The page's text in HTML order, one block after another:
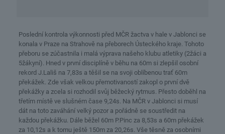
Poslední kontrola výkonnosti před MČR žactva v hale v Jablonci se
konala v Praze na Strahově na přeborech Ústeckého kraje. Tohoto
přeboru se zúčastnila i malá výprava našeho klubu atletiky (2žáci a
5žákyní). Hned v první disciplíně v běhu na 60m si zlepšil osobní
rekord J.Lališ na 7,83s a těšil se na svoji oblíbenou trať 60m
překážek. Zde však velkou přemotivaností zakopl o první dvě
překážky a zcela si rozhodil svůj běžecký rytmus. Přesto doběhl na
třetím místě ve slušném čase 9,24s. Na MČR v Jablonci si musí
dát na toto zaváhání velký pozor a pořádně se soustředit na
každou překážku. Dále běžel 60m P.Pinc za 8,53s a 60m překážek
za 10,12s a k tomu ještě 150m za 20,26s. Vše těsně za osobními